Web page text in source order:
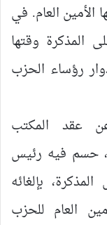
الأمين العام. في
المذكرة وقتها
رؤساء الحزب
عقد المكتب
حسم فيه رئيس
بإلغائه
العام للحزب